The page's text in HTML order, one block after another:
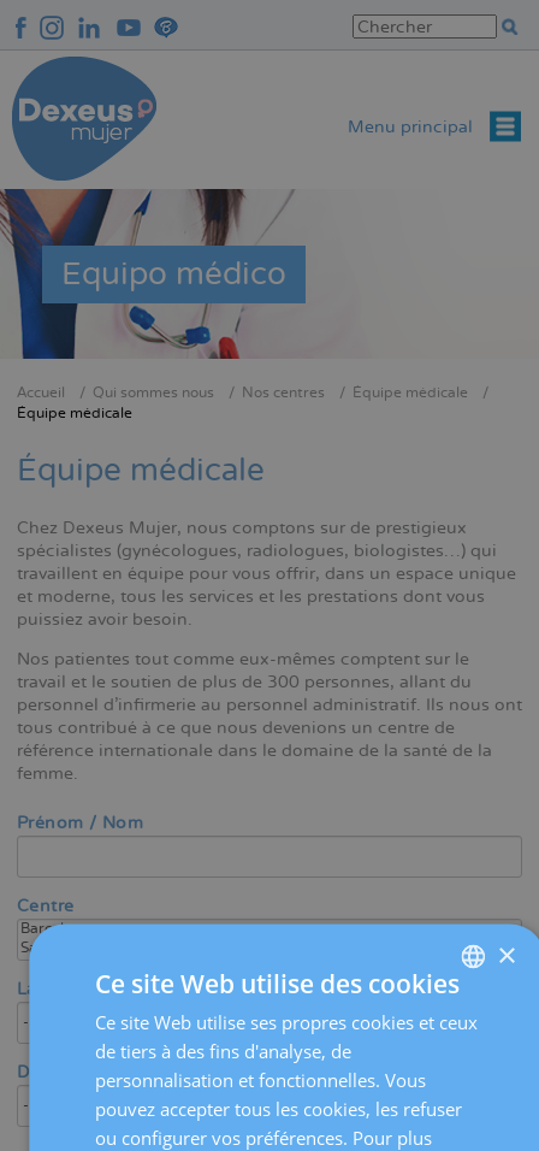
au
contenu
principal
Menu principal
Equipo médico
Fil
Accueil Qui sommes nous Nos centres
Équipe médicale
Équipe médicale
Équipe médicale
Chez Dexeus Mujer, nous comptons sur de prestigieux
spécialistes (gynécologues, radiologues, biologistes…) qui
travaillent en équipe pour vous offrir, dans un espace unique
et moderne, tous les services et les prestations dont vous
puissiez avoir besoin.
Nos patientes tout comme eux-mêmes comptent sur le
travail et le soutien de plus de 300 personnes, allant du
personnel d’infirmerie au personnel administratif. Ils nous ont
tous contribué à ce que nous devenions un centre de
référence internationale dans le domaine de la santé de la
femme.
Prénom / Nom
Centre
Langue
Domaine médical / Spécialité
SPANISH
×
Ce site Web utilise des cookies
Ce site Web utilise ses propres cookies et ceux
de tiers à des fins d'analyse, de
personnalisation et fonctionnelles. Vous
pouvez accepter tous les cookies, les refuser
ou configurer vos préférences. Pour plus